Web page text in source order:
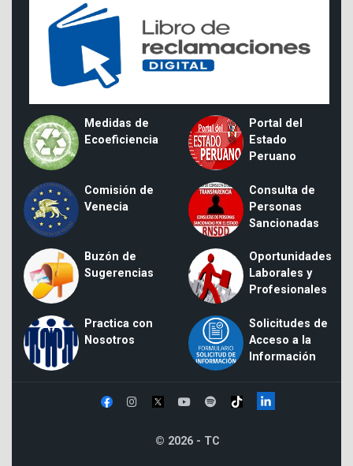
Medidas de
Ecoeficiencia
Portal del
Estado
Peruano
Comisión de
Venecia
Consulta de
Personas
Sancionadas
Buzón de
Sugerencias
Oportunidades
Laborales y
Profesionales
Practica con
Nosotros
Solicitudes de
Acceso a la
Información
© 2026 - TC